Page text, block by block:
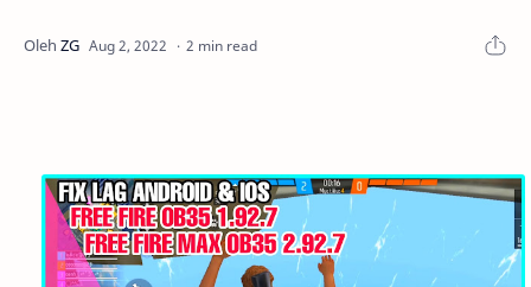
2 min read